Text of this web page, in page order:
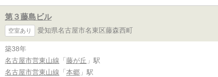
第３藤島ビル
空室あり 愛知県名古屋市名東区藤森西町
築38年
名古屋市営東山線 「 藤が丘 」駅
名古屋市営東山線 「 本郷 」駅